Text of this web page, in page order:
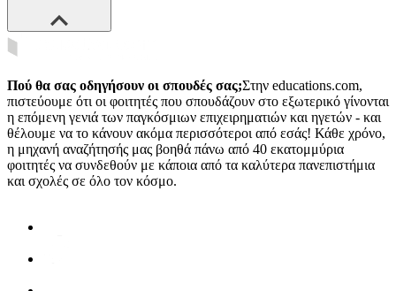
Πού θα σας οδηγήσουν οι σπουδές σας;Στην educations.com,
πιστεύουμε ότι οι φοιτητές που σπουδάζουν στο εξωτερικό γίνονται
η επόμενη γενιά των παγκόσμιων επιχειρηματιών και ηγετών - και
θέλουμε να το κάνουν ακόμα περισσότεροι από εσάς! Κάθε χρόνο,
η μηχανή αναζήτησής μας βοηθά πάνω από 40 εκατομμύρια
φοιτητές να συνδεθούν με κάποια από τα καλύτερα πανεπιστήμια
και σχολές σε όλο τον κόσμο.